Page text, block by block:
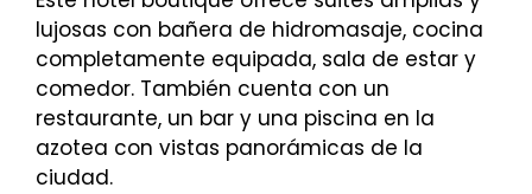
lujosas con bañera de hidromasaje, cocina
completamente equipada, sala de estar y
comedor. También cuenta con un
restaurante, un bar y una piscina en la
azotea con vistas panorámicas de la
ciudad.